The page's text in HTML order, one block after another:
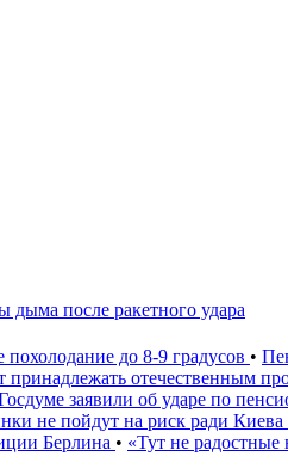
после ракетного удара
до 8-9 градусов •
отечественным
заявили об ударе по
не пойдут на риск ради Киева
Берлина • «Тут не радостные